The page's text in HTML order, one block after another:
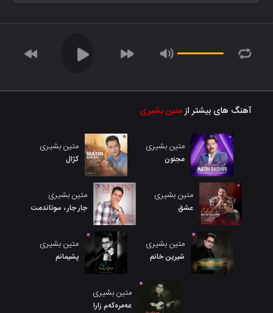
آهنگ های بیشتر ازمتین بشیری
متین بشیری
مجنون
متین بشیری
کژال
متین بشیری
عشق
متین بشیری
جار جار ، سوتاندمت
متین بشیری
شیرین خانم
متین بشیری
پشیمانم
متین بشیری
عەمرەکەم زارا